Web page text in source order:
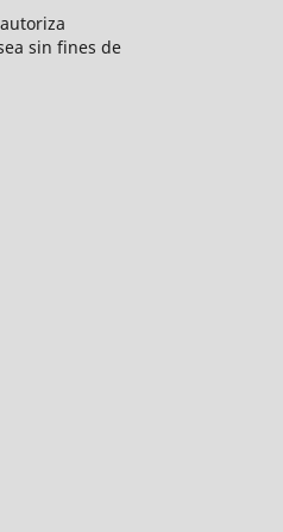
sin fines de